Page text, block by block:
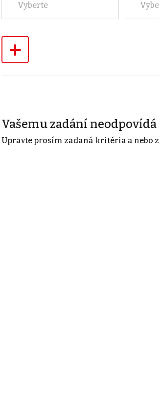
Vyberte
+
Vašemu zadání
Upravte prosím zadaná kritéria a nebo